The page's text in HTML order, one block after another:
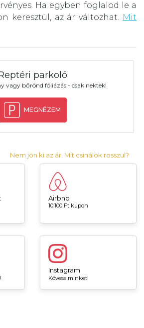
Ha egyben foglalod le a
keresztül, az ár változhat. Mit
parkoló
vagy bőrönd fóliázás - csak nektek!
MEGNÉZEM
Nem jön ki az ár. Mit csinálok rosszul?
Airbnb
10.100 Ft kupon
Instagram
Kövess minket!